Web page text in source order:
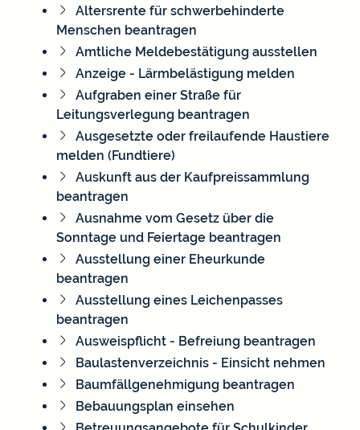
Altersrente für schwerbehinderte
Menschen beantragen
Amtliche Meldebestätigung ausstellen
Anzeige - Lärmbelästigung melden
Aufgraben einer Straße für
Leitungsverlegung beantragen
Ausgesetzte oder freilaufende Haustiere
melden (Fundtiere)
Auskunft aus der Kaufpreissammlung
beantragen
Ausnahme vom Gesetz über die
Sonntage und Feiertage beantragen
Ausstellung einer Eheurkunde
beantragen
Ausstellung eines Leichenpasses
beantragen
Ausweispflicht - Befreiung beantragen
Baulastenverzeichnis - Einsicht nehmen
Baumfällgenehmigung beantragen
Bebauungsplan einsehen